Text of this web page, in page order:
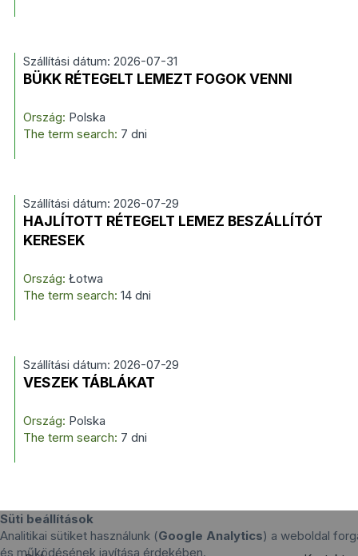
Szállítási dátum: 2026-07-31
BÜKK RÉTEGELT LEMEZT FOGOK VENNI
Ország: Polska
The term search: 7 dni
Szállítási dátum: 2026-07-29
HAJLÍTOTT RÉTEGELT LEMEZ BESZÁLLÍTÓT
KERESEK
Ország: Łotwa
The term search: 14 dni
Szállítási dátum: 2026-07-29
VESZEK TÁBLÁKAT
Ország: Polska
The term search: 7 dni
Süti beállítások
Analitikai sütiket használunk (Google Analytics) a weboldal
és működésének javítása érdekében.